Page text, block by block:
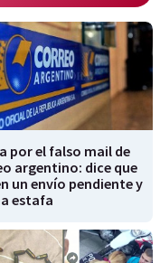
por el falso mail de
argentino: dice que
un envío pendiente y
estafa